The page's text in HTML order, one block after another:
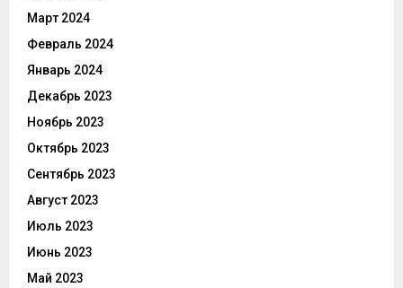
Март 2024
Февраль 2024
Январь 2024
Декабрь 2023
Ноябрь 2023
Октябрь 2023
Сентябрь 2023
Август 2023
Июль 2023
Июнь 2023
Май 2023